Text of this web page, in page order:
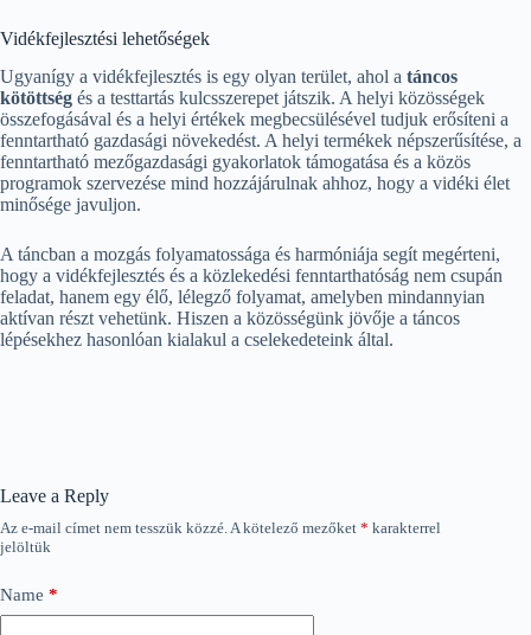
Vidékfejlesztési lehetőségek
Ugyanígy a vidékfejlesztés is egy olyan terület, ahol a táncos
kötöttség és a testtartás kulcsszerepet játszik. A helyi közösségek
összefogásával és a helyi értékek megbecsülésével tudjuk erősíteni a
fenntartható gazdasági növekedést. A helyi termékek népszerűsítése, a
fenntartható mezőgazdasági gyakorlatok támogatása és a közös
programok szervezése mind hozzájárulnak ahhoz, hogy a vidéki élet
minősége javuljon.
A táncban a mozgás folyamatossága és harmóniája segít megérteni,
hogy a vidékfejlesztés és a közlekedési fenntarthatóság nem csupán
feladat, hanem egy élő, lélegző folyamat, amelyben mindannyian
aktívan részt vehetünk. Hiszen a közösségünk jövője a táncos
lépésekhez hasonlóan kialakul a cselekedeteink által.
Leave a Reply
Az e-mail címet nem tesszük közzé.A kötelező mezőket * karakterrel
jelöltük
Name *